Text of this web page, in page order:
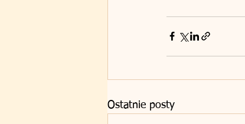
Ostatnie posty